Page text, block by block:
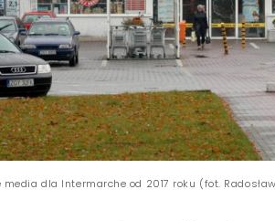
dla Intermarche od 2017 roku (fot.